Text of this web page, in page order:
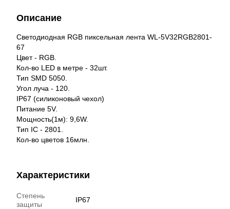
Описание
Светодиодная RGB пиксельная лента WL-5V32RGB2801-
67
Цвет - RGB.
Кол-во LED в метре - 32шт.
Тип SMD 5050.
Угол луча - 120.
IP67 (силиконовый чехол)
Питание 5V.
Мощность(1м): 9,6W.
Тип IC - 2801.
Кол-во цветов 16млн.
Характеристики
Степень
защиты
IP67